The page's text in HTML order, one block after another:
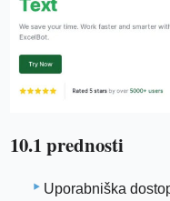
10.1 prednosti
Uporabniška